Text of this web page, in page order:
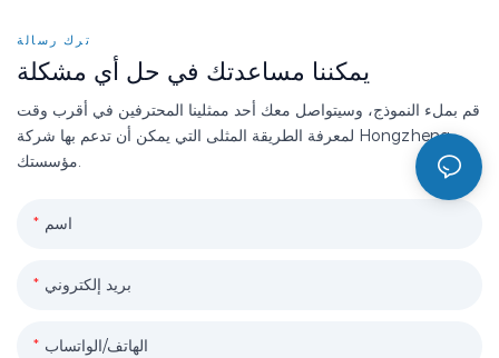
ترك رسالة
يمكننا مساعدتك في حل أي مشكلة
قم بملء النموذج، وسيتواصل معك أحد ممثلينا المحترفين في أقرب وقت
لمعرفة الطريقة المثلى التي يمكن أن تدعم بها شركة Hongzheng
مؤسستك.
اسم
بريد إلكتروني
الهاتف/الواتساب